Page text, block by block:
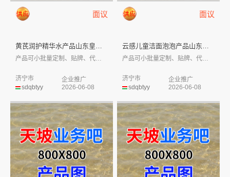
面议
黄芪润护精华水产品山东皇庵堂庆...
产品可小批量定制、贴牌、代工，部分有现货...
sdqbtyy
济宁市
企业推广
2026-06-08
面议
云感儿童洁面泡泡产品山东皇庵堂...
产品可小批量定制、贴牌、代工，部分有现货...
sdqbtyy
济宁市
企业推广
2026-06-08